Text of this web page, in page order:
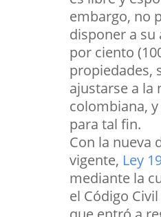
embargo, no
disponer a su
por ciento
propiedades,
ajustarse a la
colombiana,
para tal fin.
Con la nueva
vigente, Ley
mediante la
el Código